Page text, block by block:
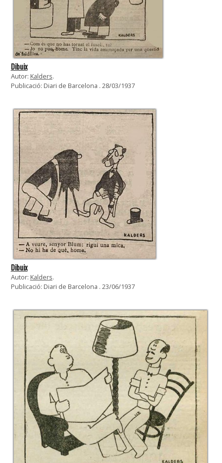
Dibuix
Autor: Kalders.
Publicació: Diari de Barcelona . 28/03/1937
Dibuix
Autor: Kalders.
Publicació: Diari de Barcelona . 23/06/1937